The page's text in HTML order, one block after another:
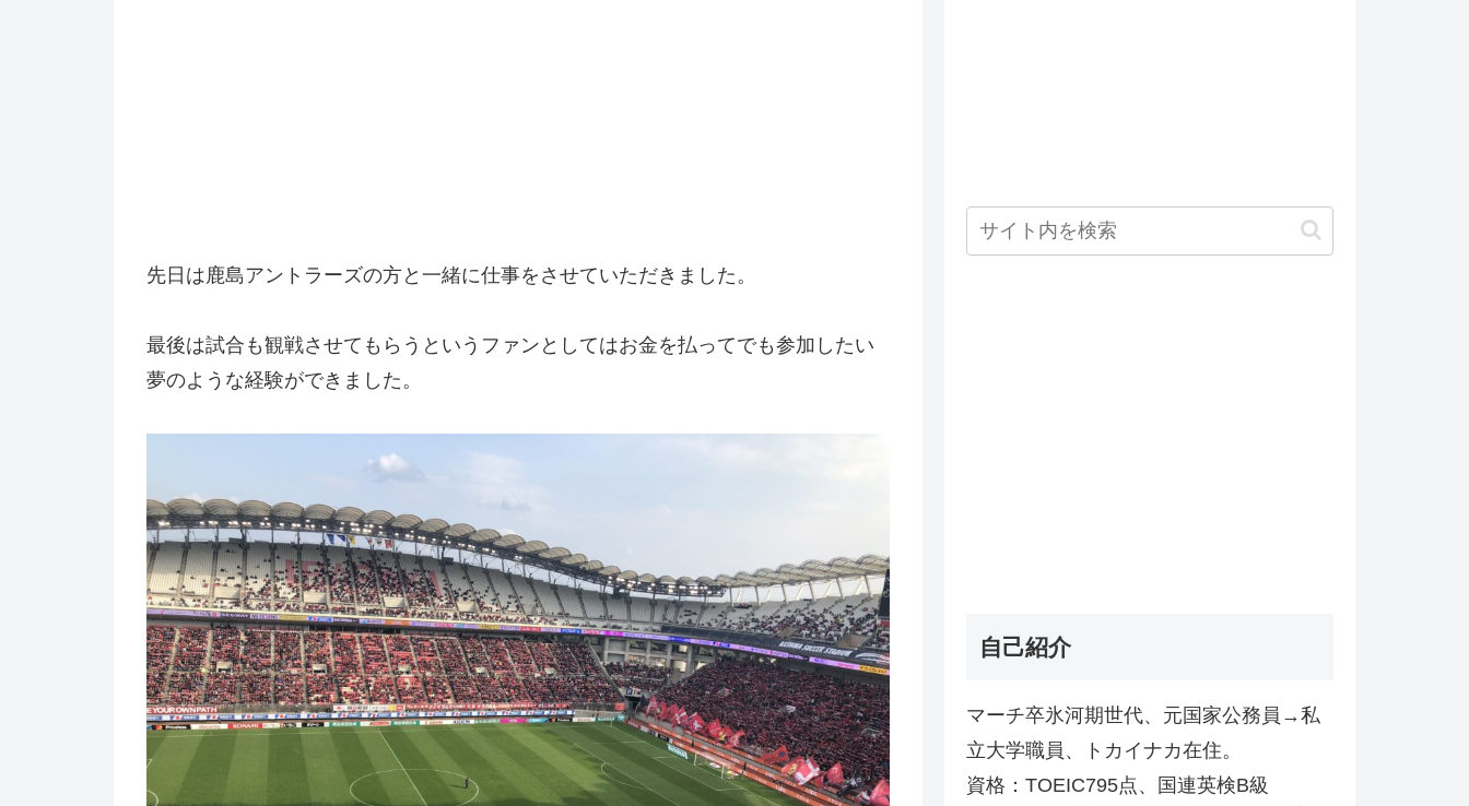
先日は鹿島アントラーズの方と一緒に仕事をさせていただきました。
最後は試合も観戦させてもらうというファンとしてはお金を払ってでも参加したい
夢のような経験ができました。
自己紹介
マーチ卒氷河期世代、元国家公務員→私
立大学職員、トカイナカ在住。
資格：TOEIC795点、国連英検B級